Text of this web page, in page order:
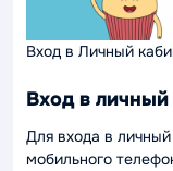
Вход в Личный
Вход в
Для входа в
мобильного